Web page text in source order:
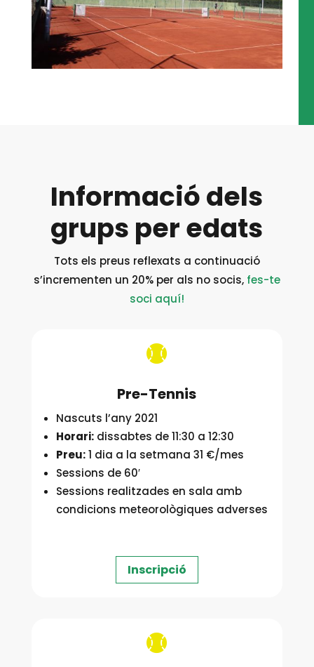
Informació dels
grups per edats
Tots els preus reflexats a continuació
s’incrementen un 20% per als no socis, fes-te
soci aquí!

Pre-Tennis
Nascuts l’any 2021
Horari:dissabtes de 11:30 a 12:30
Preu:1 dia a la setmana 31 €/mes
Sessions de 60′
Sessions realitzades en sala amb
condicions meteorològiques adverses
Inscripció
